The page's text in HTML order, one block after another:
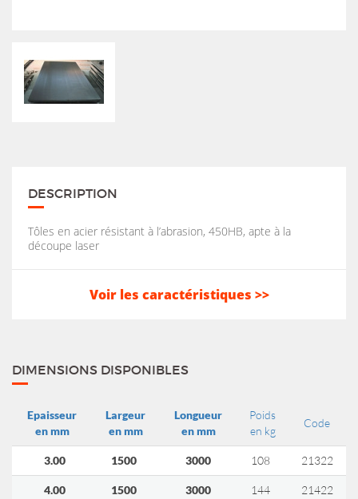
DESCRIPTION
Tôles en acier résistant à l’abrasion, 450HB, apte à la
découpe laser
Voir les caractéristiques >>
DIMENSIONS DISPONIBLES
Epaisseur
en mm
Largeur
en mm
Longueur
en mm
Poids
en kg
Code
3.00 1500 3000 108 21322
4.00 1500 3000 144 21422